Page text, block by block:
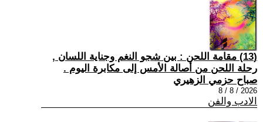
(13) مقامة اللحن : بين شجو النغم وجناية اللسان ,
رحلة اللحن من أصالة الأمس إلى مكابرة اليوم .
صباح حزمي الزهيري
2026 / 8 / 8
الادب والفن